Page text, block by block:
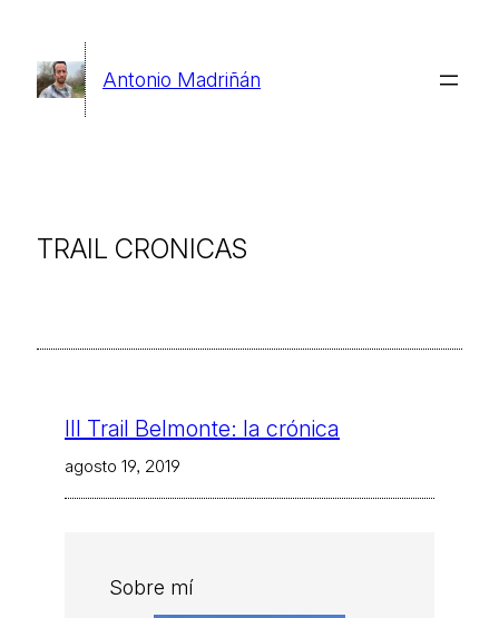
contenido
Antonio Madriñán
TRAIL CRONICAS
III Trail Belmonte: la crónica
agosto 19, 2019
Sobre mí